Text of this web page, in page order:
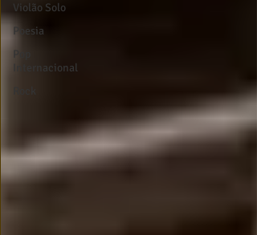
Violão Solo
Poesia
Pop
Internacional